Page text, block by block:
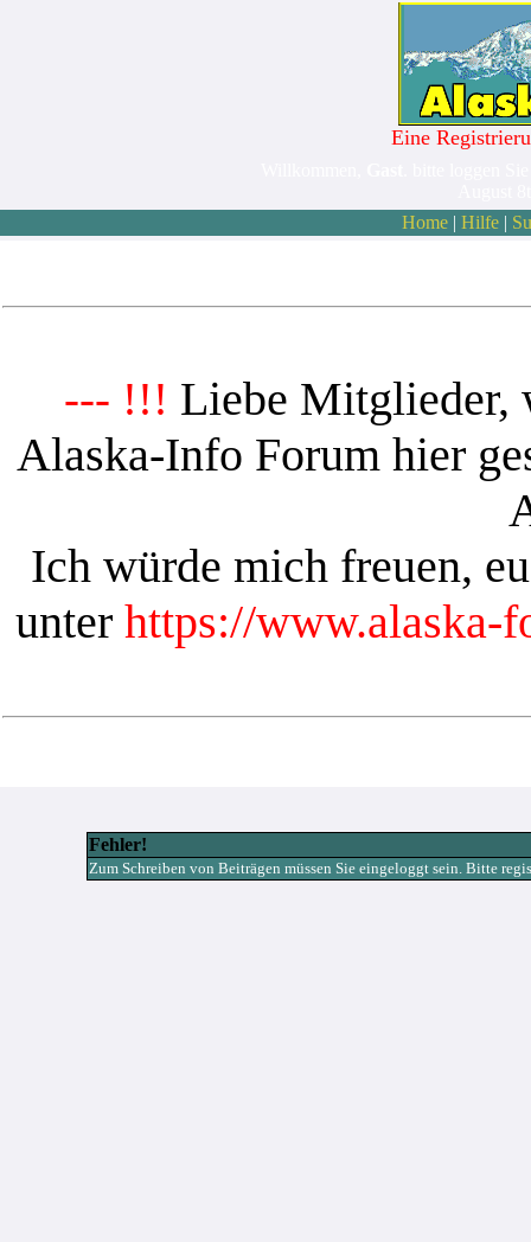
Eine
Home| Hilfe|
--- !!! Liebe Mitglieder,
Alaska-Info Forum hier
Ich würde mich freuen,
unter https://www.alaska-
Fehler!
Zum Schreiben von Beiträgen müssen Sie eingeloggt sein. Bitte